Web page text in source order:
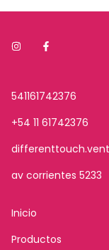
541161742376
+54 11 61742376
av corrientes 5233
Inicio
Productos